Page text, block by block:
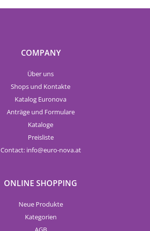
COMPANY
Über uns
Shops und Kontakte
Katalog Euronova
Anträge und Formulare
Kataloge
Preisliste
Contact: info euro-nova.at
ONLINE SHOPPING
Neue Produkte
Kategorien